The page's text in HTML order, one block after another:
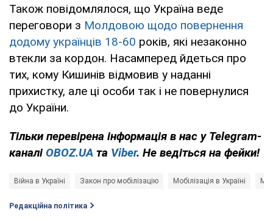
Також повідомлялося, що Україна веде
переговори з Молдовою щодо повернення
додому українців 18-60 років, які незаконно
втекли за кордон. Насамперед йдеться про
тих, кому Кишинів відмовив у наданні
прихистку, але ці особи так і не повернулися
до України.
Тільки перевірена інформація в нас у Telegram-
каналі OBOZ.UA та Viber. Не ведіться на фейки!
Війна в Україні Закон про мобілізацію Мобілізація в Україні
Редакційна політика